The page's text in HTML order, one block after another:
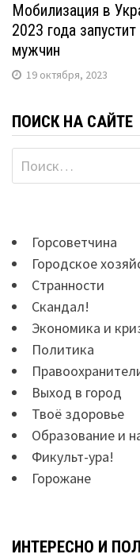
Мобилизация в
2023 года
мужчин
19 октября, 2023
ПОИСК НА САЙТЕ
Найти:
Горсоветчина
Городское
Странности
Скандал!
Экономика и
Политика
Выход в город
Твоё здоровье
Образование и
Фикульт-ура!
Горожане
ИНТЕРЕСНО И